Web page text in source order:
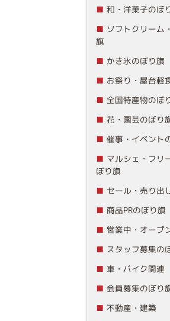
和・洋菓子のぼ
ソフトクリーム
旗
かき氷のぼり旗
お祭り・屋台軽
全国特産物のぼ
花・園芸のぼり
催事・イベント
マルシェ・フリ
ぼり旗
セール・売り出
商品PRのぼり旗
営業中・オープ
スタッフ募集の
車・バイク関連
会員募集のぼり
不動産・建築